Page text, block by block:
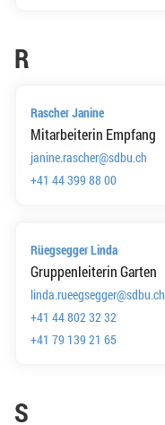
R
Rascher Janine
Mitarbeiterin Empfang
janine.rascher@sdbu.ch
+41 44 399 88 00
Rüegsegger Linda
Gruppenleiterin Garten
linda.rueegsegger@sdbu.ch
+41 44 802 32 32
+41 79 139 21 65
S